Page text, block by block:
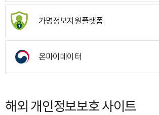
가명정보지원플랫폼
온마이데이터
해외 개인정보보호 사이트